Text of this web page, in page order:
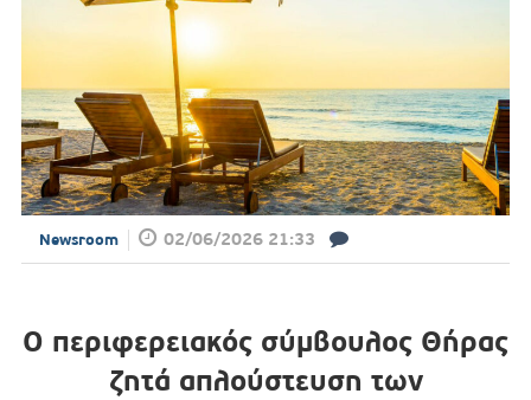
Newsroom 02/06/2026 21:33
Ο περιφερειακός σύμβουλος Θήρας
ζητά απλούστευση των